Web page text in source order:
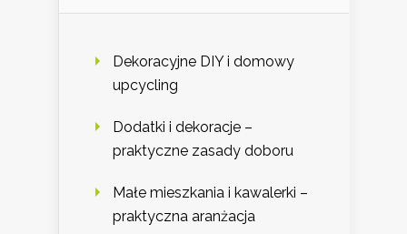
Dekoracyjne DIY i domowy
upcycling
Dodatki i dekoracje –
praktyczne zasady doboru
Małe mieszkania i kawalerki –
praktyczna aranżacja